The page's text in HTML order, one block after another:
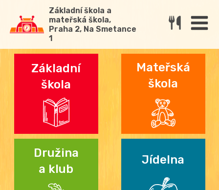
Základní škola a
mateřská škola,
Praha 2, Na Smetance
1
Základní
škola
Mateřská
škola
Družina
a klub
Jídelna